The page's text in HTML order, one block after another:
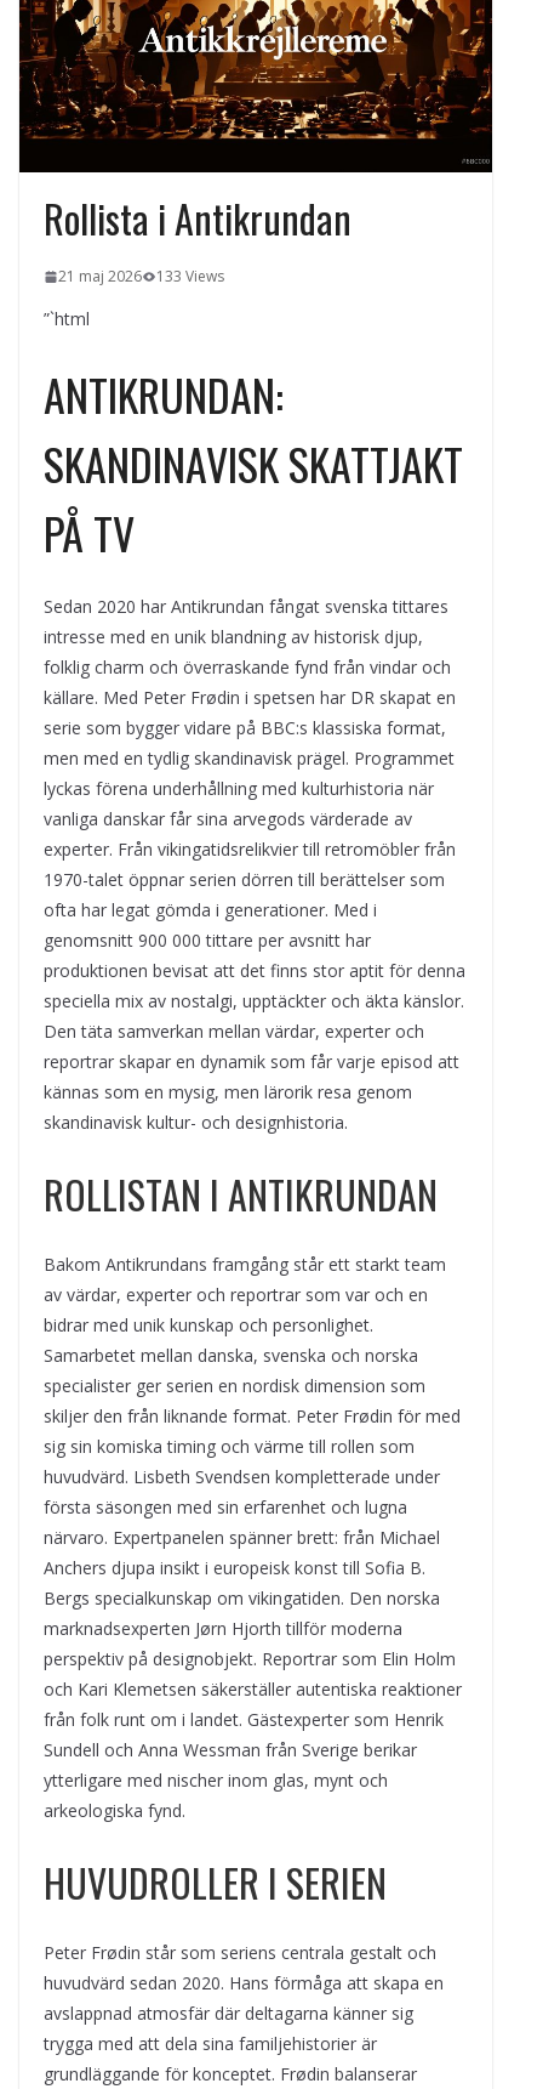
kvällens underhållning på nya sätt
ForMotion – ortopedteknik och
bandagist i Sverige
Det fysiologiska teknikskiftet: Den
medicinska utvecklingen öppnar nya
dörrar
Rollista i Antikrundan
21 maj 2026 133 Views
”`html
ANTIKRUNDAN:
SKANDINAVISK SKATTJAKT
PÅ TV
Sedan 2020 har Antikrundan fångat svenska tittares
intresse med en unik blandning av historisk djup,
folklig charm och överraskande fynd från vindar och
källare. Med Peter Frødin i spetsen har DR skapat en
serie som bygger vidare på BBC:s klassiska format,
men med en tydlig skandinavisk prägel. Programmet
lyckas förena underhållning med kulturhistoria när
vanliga danskar får sina arvegods värderade av
experter. Från vikingatidsrelikvier till retromöbler från
1970-talet öppnar serien dörren till berättelser som
ofta har legat gömda i generationer. Med i
genomsnitt 900 000 tittare per avsnitt har
produktionen bevisat att det finns stor aptit för denna
speciella mix av nostalgi, upptäckter och äkta känslor.
Den täta samverkan mellan värdar, experter och
reportrar skapar en dynamik som får varje episod att
kännas som en mysig, men lärorik resa genom
skandinavisk kultur- och designhistoria.
ROLLISTAN I ANTIKRUNDAN
Bakom Antikrundans framgång står ett starkt team
av värdar, experter och reportrar som var och en
bidrar med unik kunskap och personlighet.
Samarbetet mellan danska, svenska och norska
specialister ger serien en nordisk dimension som
skiljer den från liknande format. Peter Frødin för med
sig sin komiska timing och värme till rollen som
huvudvärd. Lisbeth Svendsen kompletterade under
första säsongen med sin erfarenhet och lugna
närvaro. Expertpanelen spänner brett: från Michael
Anchers djupa insikt i europeisk konst till Sofia B.
Bergs specialkunskap om vikingatiden. Den norska
marknadsexperten Jørn Hjorth tillför moderna
perspektiv på designobjekt. Reportrar som Elin Holm
och Kari Klemetsen säkerställer autentiska reaktioner
från folk runt om i landet. Gästexperter som Henrik
Sundell och Anna Wessman från Sverige berikar
ytterligare med nischer inom glas, mynt och
arkeologiska fynd.
HUVUDROLLER I SERIEN
Peter Frødin står som seriens centrala gestalt och
huvudvärd sedan 2020. Hans förmåga att skapa en
avslappnad atmosfär där deltagarna känner sig
trygga med att dela sina familjehistorier är
grundläggande för konceptet. Frødin balanserar